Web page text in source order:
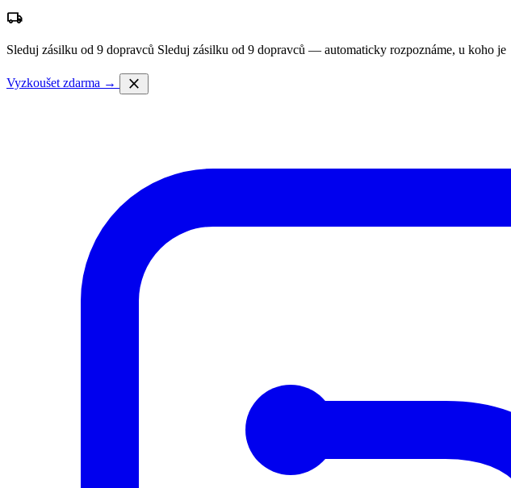
local_shipping
Sleduj zásilku od 9 dopravců Sleduj zásilku od 9 dopravců — automaticky rozpoznáme, u koho je
Vyzkoušet zdarma → close